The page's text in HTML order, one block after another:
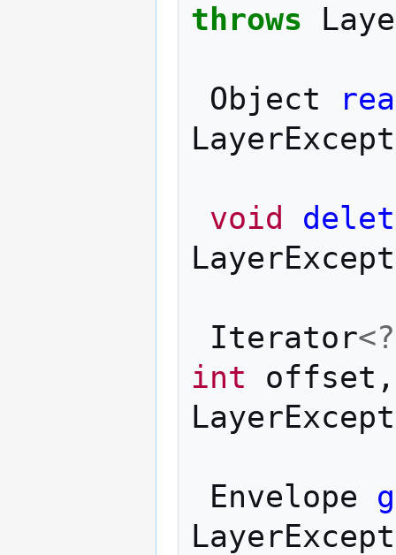
throws
Object
void
Iterator
int
offset ,
Envelope